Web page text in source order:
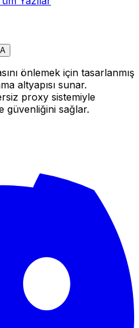
önlemek için tasarlanmış
altyapısı sunar.
proxy sistemiyle
güvenliğini sağlar.